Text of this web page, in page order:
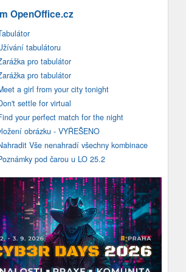
OpenOffice.cz
tabulátoru
pro tabulátor
pro tabulátor
a girl from your city tonight
settle for virtual
your perfect match for the night
obrázku - VYŘEŠENO
Vše nenahradí všechny kombinace
pod čarou u LO 25.2